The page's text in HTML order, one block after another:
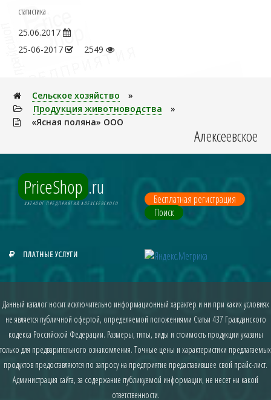
статистика
25.06.2017
25-06-2017
2549
Сельское хозяйство
»
Продукция животноводства
»
«Ясная поляна» ООО
Алексеевское
PriceShop .ru
КАТАЛОГ ПРЕДПРИЯТИЙ АЛЕКСЕЕВСКОГО
Бесплатная регистрация
Поиск
ПЛАТНЫЕ УСЛУГИ
Данный каталог носит исключительно информационный характер и ни при каких условиях
не является публичной офертой, определяемой положениями Статьи 437 Гражданского
кодекса Российской Федерации. Размеры, типы, виды и стоимость продукции указаны
только для предварительного ознакомления. Точные цены и характеристики предлагаемых
продуктов предоставляются по запросу на предприятие предаставившее свой прайс-лист.
Администрация сайта, за содержание публикуемой информации, не несет ни какой
ответственности.